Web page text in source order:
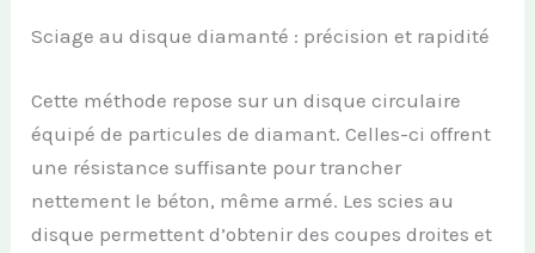
Sciage au disque diamanté : précision et rapidité
Cette méthode repose sur un disque circulaire
équipé de particules de diamant. Celles-ci offrent
une résistance suffisante pour trancher
nettement le béton, même armé. Les scies au
disque permettent d’obtenir des coupes droites et